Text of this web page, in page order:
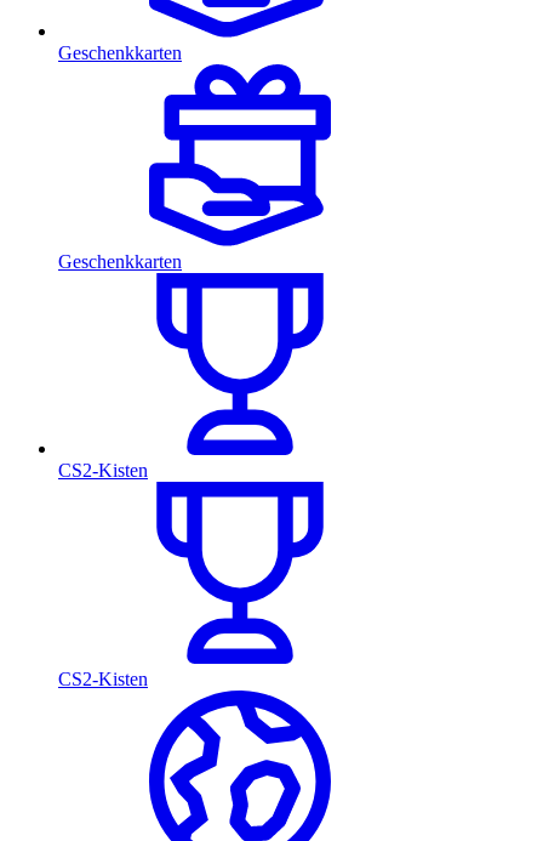
Geschenkkarten
Geschenkkarten
CS2-Kisten
CS2-Kisten